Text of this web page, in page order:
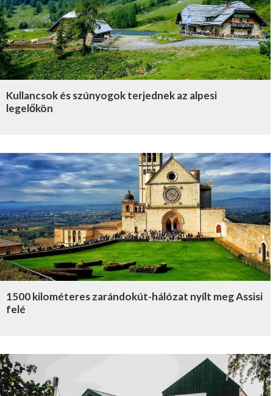
Kullancsok és szúnyogok terjednek az alpesi
legelőkön
1500 kilométeres zarándokút-hálózat nyílt meg Assisi
felé